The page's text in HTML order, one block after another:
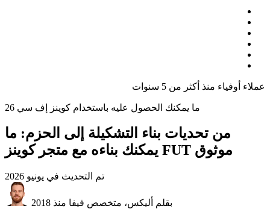
عملاء أوفياء منذ أكثر من 5 سنوات
ما يمكنك الحصول عليه باستخدام كوينز إف سي 26
من تحديات بناء التشكيلة إلى الحزم: ما
يمكنك بناءه مع متجر كوينز FUT موثوق
تم التحديث في يونيو 2026
بقلم أليكس، متخصص فيفا منذ 2018